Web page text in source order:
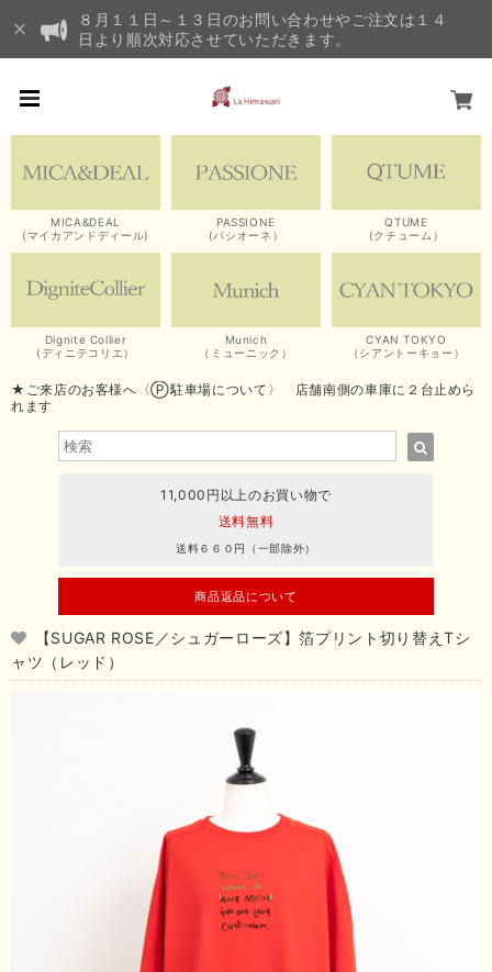
８月１１日～１３日のお問い合わせやご注文は１４
日より順次対応させていただきます。
MICA&DEAL
(マイカアンドディール)
PASSIONE
(パシオーネ）
QTUME
(クチューム）
Dignite Collier
(ディニテコリエ）
Munich
（ミューニック）
CYAN TOKYO
（シアントーキョー）
★ご来店のお客様へ〈Ⓟ駐車場について〉 店舗南側の車庫に２台止めら
れます
11,000円以上のお買い物で
送料無料
送料６６０円（一部除外）
商品返品について
【SUGAR ROSE／シュガーローズ】箔プリント切り替えTシ
ャツ（レッド）